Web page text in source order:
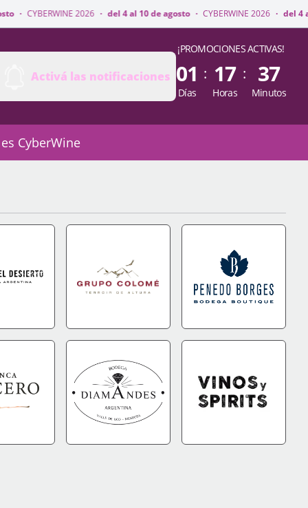
2026 · del 4 al 10 de agosto · CYBERWINE 2026 · del 4 al 10 de agosto ·
Activá las notificaciones
¡PROMOCIONES ACTIVAS!
01
Días
: 17
Horas
: 37
Minutos
CyberWine
+INFO IR A TIENDA +INFO IR A TIENDA +INFO